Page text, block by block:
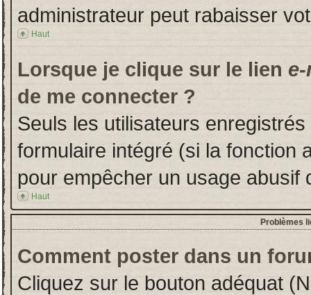
administrateur peut rabaisser
Haut
Lorsque je clique sur le lien
de me connecter ?
Seuls les utilisateurs
formulaire intégré (si la fonction
pour empêcher un usage abusif
Haut
Problèmes
Comment poster dans un
Cliquez sur le bouton adéquat